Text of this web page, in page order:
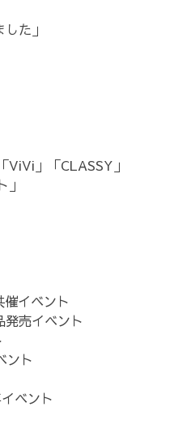
た」
ViVi」「CLASSY」
」
イベント
発売イベント
ント
ベント